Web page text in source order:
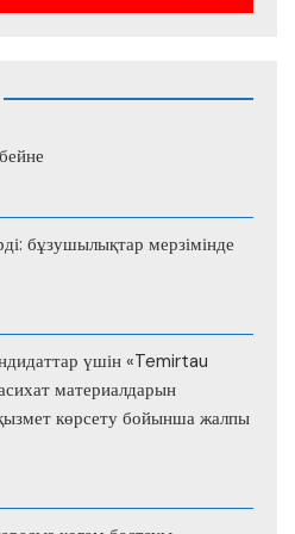
бұзушылықтар мерзімінде
үшін «Temirtau
материалдарын
көрсету бойынша жалпы